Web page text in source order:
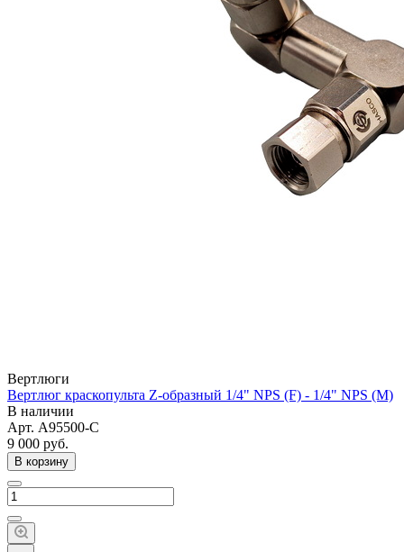
Вертлюги
Вертлюг краскопульта Z-образный 1/4" NPS (F) - 1/4" NPS (M)
В наличии
Арт. A95500-C
9 000 руб.
В корзину